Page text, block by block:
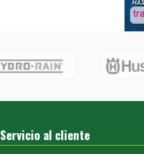
Servicio al cliente